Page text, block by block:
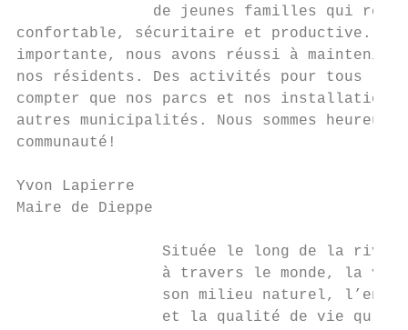
de jeunes familles qui
confortable, sécuritaire et productive.
importante, nous avons réussi à maintenir
nos résidents. Des activités pour tous les
compter que nos parcs et nos installations
autres municipalités. Nous sommes
communauté!
Yvon Lapierre
Maire de Dieppe
Située le long de la
à travers le monde, la
son milieu naturel,
et la qualité de vie